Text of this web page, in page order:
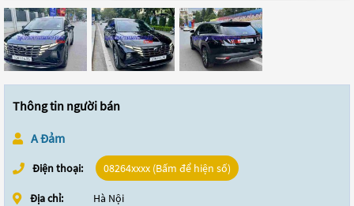
Thông tin người bán
A Đảm
Điện thoại: 08264xxxx (Bấm để hiện số)
Địa chỉ: Hà Nội